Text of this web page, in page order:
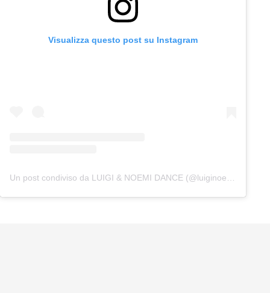
Visualizza questo post su Instagram
Un post condiviso da LUIGI & NOEMI DANCE (@luiginoemidance)